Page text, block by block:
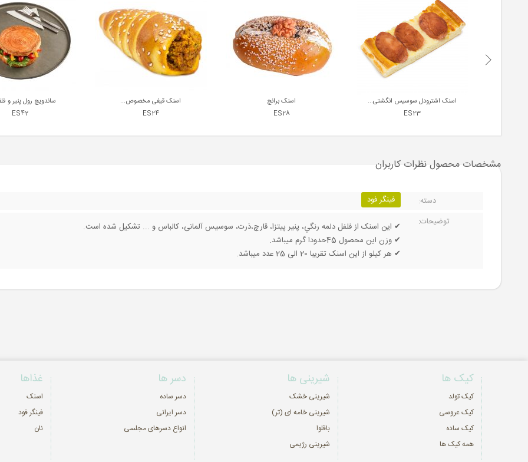
اسنک اشترودل سوسیس انگشتی...
ES23
اسنک برانچ
ES28
اسنک قیفی مخصوص...
ES24
ساندویچ رول پنیر و
ES42
مشخصات محصول نظرات کاربران
دسته:
فینگر فود
توضیحات:
✔ این اسنک از فلفل دلمه رنگي، پنير پيتزا، قارچ،ذرت، سوسیس آلمانی، کالباس و ... تشکیل شده است.
✔ وزن این محصول 45حدودا گرم میباشد.
✔ هر کیلو از این اسنک تقریبا 20 الی 25 عدد میباشد.
کیک ها
کیک تولد
کیک عروسی
کیک ساده
همه کیک ها
شیرینی ها
شیرینی خشک
شیرینی خامه ای (تر)
باقلوا
شیرینی رژیمی
دسر ها
دسر ساده
دسر ایرانی
انواع دسرهای مجلسی
غذاها
اسنک
فینگر فود
نان